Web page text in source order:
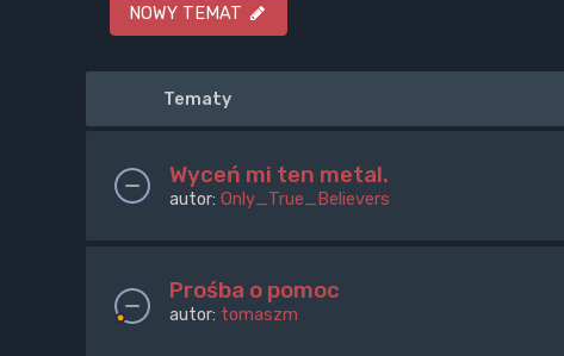
NOWY TEMAT
Tematy
Wyceń mi ten metal.
autor: Only_True_Believers
Prośba o pomoc
autor: tomaszm